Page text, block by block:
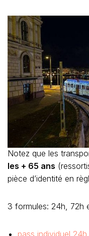
Notez que les
les + 65 ans
pièce d’identité en
3 formules: 24h, 72h